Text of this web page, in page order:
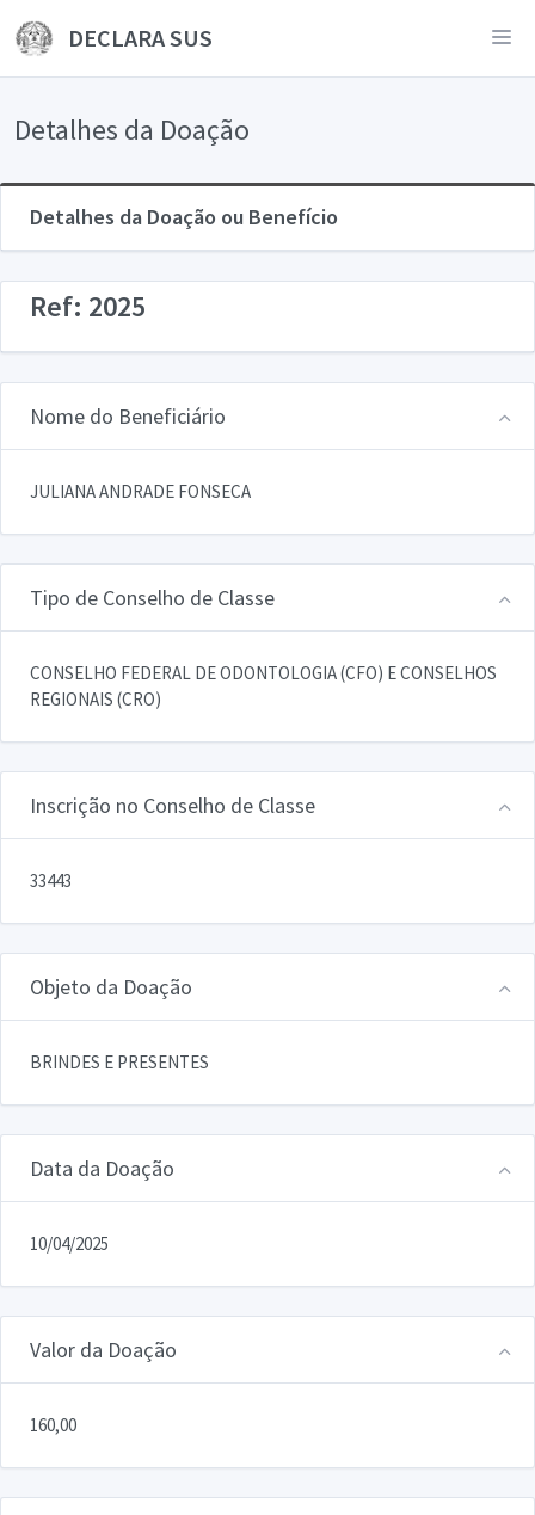
DECLARA SUS
Detalhes da Doação
Detalhes da Doação ou Benefício
Ref: 2025
Nome do Beneficiário
JULIANA ANDRADE FONSECA
Tipo de Conselho de Classe
CONSELHO FEDERAL DE ODONTOLOGIA (CFO) E CONSELHOS
REGIONAIS (CRO)
Inscrição no Conselho de Classe
33443
Objeto da Doação
BRINDES E PRESENTES
Data da Doação
10/04/2025
Valor da Doação
160,00